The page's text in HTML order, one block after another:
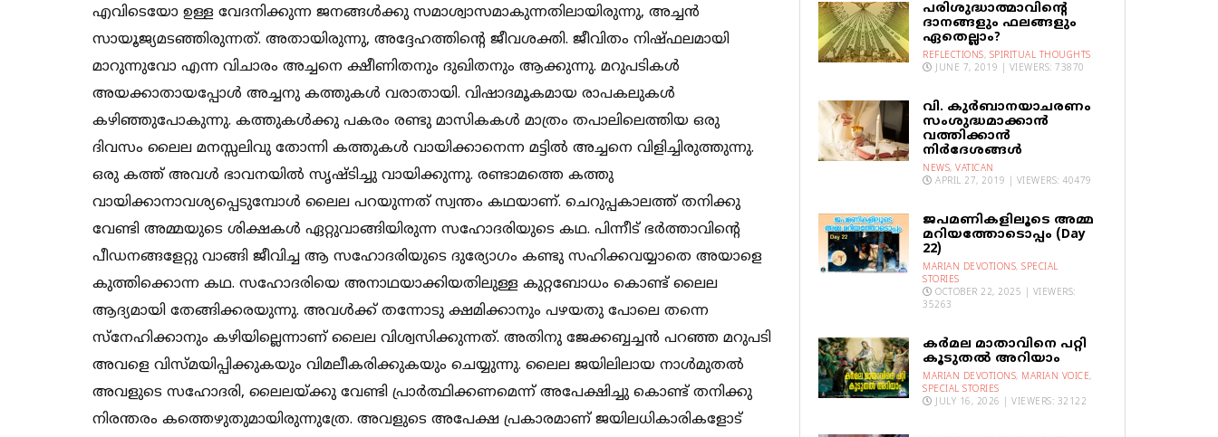
എവിടെയോ ഉള്ള വേദനിക്കുന്ന ജനങ്ങള്‍ക്കു സമാശ്വാസമാകുന്നതിലായിരുന്നു, അച്ചന്‍
സായൂജ്യമടഞ്ഞിരുന്നത്. അതായിരുന്നു, അദ്ദേഹത്തിന്റെ ജീവശക്തി. ജീവിതം നിഷ്ഫലമായി
മാറുന്നുവോ എന്ന വിചാരം അച്ചനെ ക്ഷീണിതനും ദുഖിതനും ആക്കുന്നു. മറുപടികള്‍
അയക്കാതായപ്പോള്‍ അച്ചനു കത്തുകള്‍ വരാതായി. വിഷാദമൂകമായ രാപകലുകള്‍
കഴിഞ്ഞുപോകുന്നു. കത്തുകള്‍ക്കു പകരം രണ്ടു മാസികകള്‍ മാത്രം തപാലിലെത്തിയ ഒരു
ദിവസം ലൈല മനസ്സലിവു തോന്നി കത്തുകള്‍ വായിക്കാനെന്ന മട്ടില്‍ അച്ചനെ വിളിച്ചിരുത്തുന്നു.
ഒരു കത്ത് അവള്‍ ഭാവനയില്‍ സൃഷ്ടിച്ചു വായിക്കുന്നു. രണ്ടാമത്തെ കത്തു
വായിക്കാനാവശ്യപ്പെടുമ്പോള്‍ ലൈല പറയുന്നത് സ്വന്തം കഥയാണ്. ചെറുപ്പകാലത്ത് തനിക്കു
വേണ്ടി അമ്മയുടെ ശിക്ഷകള്‍ ഏറ്റുവാങ്ങിയിരുന്ന സഹോദരിയുടെ കഥ. പിന്നീട് ഭര്‍ത്താവിന്റെ
പീഡനങ്ങളേറ്റു വാങ്ങി ജീവിച്ച ആ സഹോദരിയുടെ ദുര്യോഗം കണ്ടു സഹിക്കവയ്യാതെ അയാളെ
കുത്തിക്കൊന്ന കഥ. സഹോദരിയെ അനാഥയാക്കിയതിലുള്ള കുറ്റബോധം കൊണ്ട് ലൈല
ആദ്യമായി തേങ്ങിക്കരയുന്നു. അവള്‍ക്ക് തന്നോടു ക്ഷമിക്കാനും പഴയതു പോലെ തന്നെ
സ്‌നേഹിക്കാനും കഴിയില്ലെന്നാണ് ലൈല വിശ്വസിക്കുന്നത്. അതിനു ജേക്കബ്ബച്ചന്‍ പറഞ്ഞ മറുപടി
അവളെ വിസ്മയിപ്പിക്കുകയും വിമലീകരിക്കുകയും ചെയ്യുന്നു. ലൈല ജയിലിലായ നാള്‍മുതല്‍
അവളുടെ സഹോദരി, ലൈലയ്ക്കു വേണ്ടി പ്രാര്‍ത്ഥിക്കണമെന്ന് അപേക്ഷിച്ചു കൊണ്ട് തനിക്കു
നിരന്തരം കത്തെഴുതുമായിരുന്നുത്രേ. അവളുടെ അപേക്ഷ പ്രകാരമാണ് ജയിലധികാരികളോട്
പരിശുദ്ധാത്മാവിന്റെ
ദാനങ്ങളും ഫലങ്ങളും
ഏതെല്ലാം?
REFLECTIONS, SPIRITUAL THOUGHTS
JUNE 7, 2019 | VIEWERS: 73870
വി. കുര്‍ബാനയാചരണം
സംശുദ്ധമാക്കാന്‍
വത്തിക്കാന്‍
നിര്‍ദേശങ്ങള്‍
NEWS, VATICAN
APRIL 27, 2019 | VIEWERS: 40479
ജപമണികളിലൂടെ അമ്മ
മറിയത്തോടൊപ്പം (Day
22)
MARIAN DEVOTIONS, SPECIAL
STORIES
OCTOBER 22, 2025 | VIEWERS:
35263
കര്‍മല മാതാവിനെ പറ്റി
കൂടുതല്‍ അറിയാം
MARIAN DEVOTIONS, MARIAN VOICE,
SPECIAL STORIES
JULY 16, 2026 | VIEWERS: 32122